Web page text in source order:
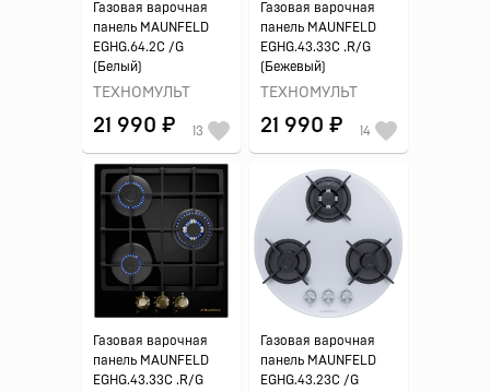
Газовая варочная
панель MAUNFELD
EGHG.64.2C /G
(Белый)
ТЕХНОМУЛЬТ
21 990 ₽ 13
Газовая варочная
панель MAUNFELD
EGHG.43.33C .R/G
(Бежевый)
ТЕХНОМУЛЬТ
21 990 ₽ 14
Газовая варочная
панель MAUNFELD
EGHG.43.33C .R/G
Газовая варочная
панель MAUNFELD
EGHG.43.23C /G